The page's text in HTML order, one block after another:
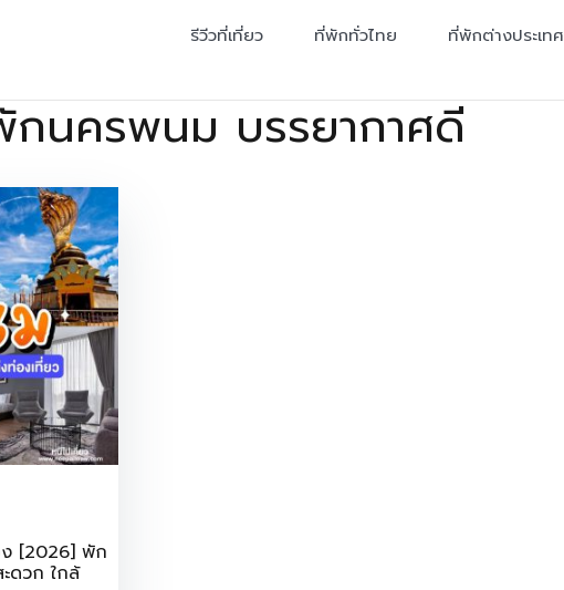
ยว
รีวีวที่เที่ยว ที่พักทั่วไทย ที่พักต่างประเทศ
นครพนม บรรยากาศดี
ง [2026] พัก
ดวก ใกล้